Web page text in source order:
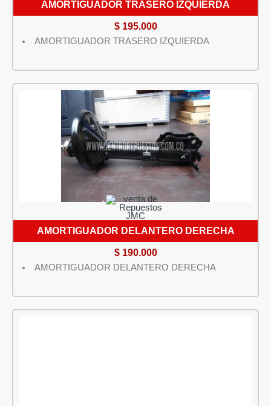
AMORTIGUADOR TRASERO IZQUIERDA
$195.000
AMORTIGUADOR TRASERO IZQUIERDA
AMORTIGUADOR DELANTERO DERECHA
$190.000
AMORTIGUADOR DELANTERO DERECHA